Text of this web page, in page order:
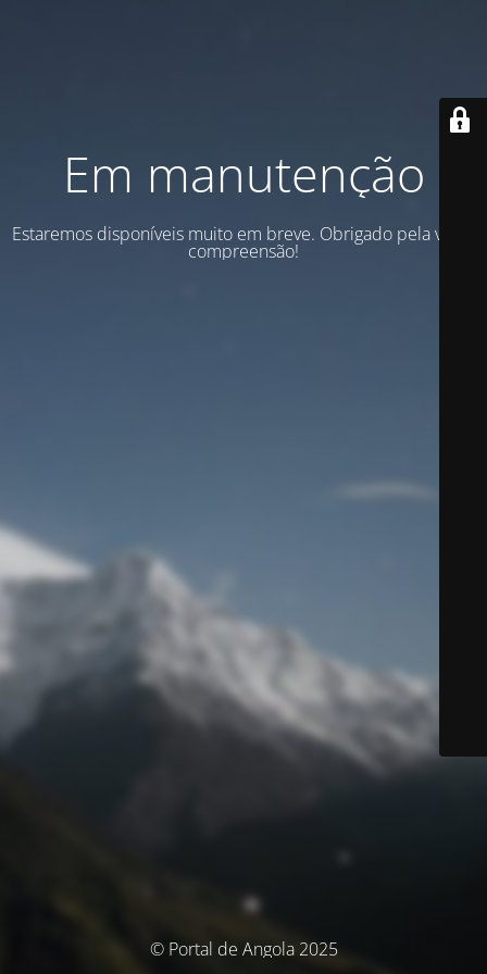
Em manutenção
Estaremos disponíveis muito em breve. Obrigado pela vossa
compreensão!
© Portal de Angola 2025